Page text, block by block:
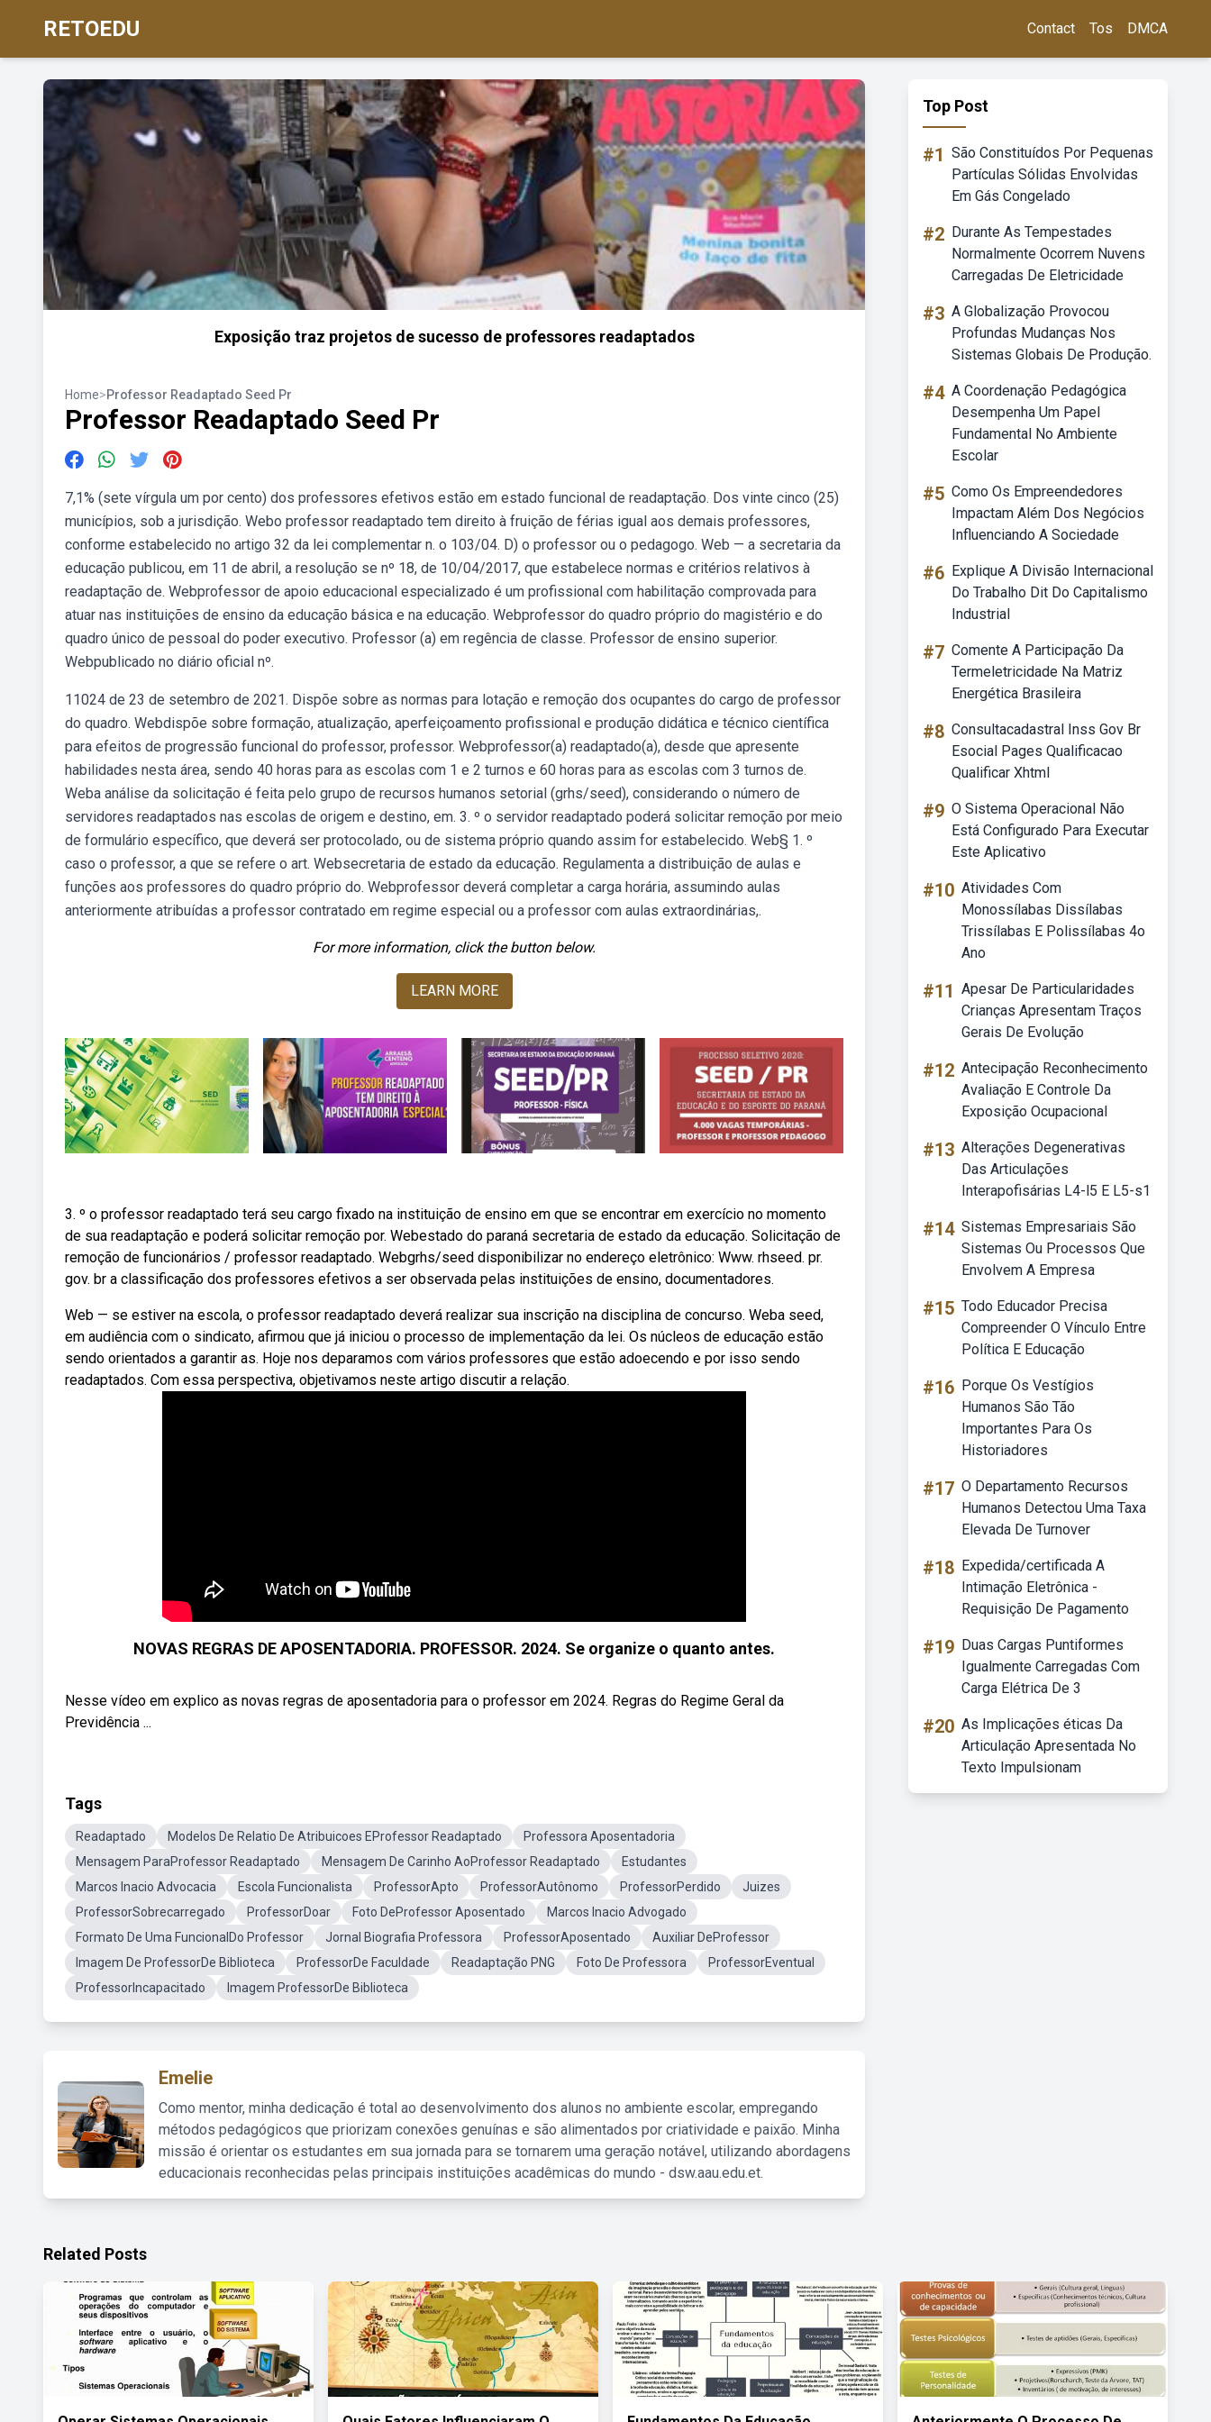
RETOEDU Contact Tos DMCA
Exposição traz projetos de sucesso de professores readaptados
Home>Professor Readaptado Seed Pr
Professor Readaptado Seed Pr
7,1% (sete vírgula um por cento) dos professores efetivos estão em estado funcional de readaptação. Dos vinte cinco (25)
municípios, sob a jurisdição. Webo professor readaptado tem direito à fruição de férias igual aos demais professores,
conforme estabelecido no artigo 32 da lei complementar n. o 103/04. D) o professor ou o pedagogo. Web — a secretaria da
educação publicou, em 11 de abril, a resolução se nº 18, de 10/04/2017, que estabelece normas e critérios relativos à
readaptação de. Webprofessor de apoio educacional especializado é um profissional com habilitação comprovada para
atuar nas instituições de ensino da educação básica e na educação. Webprofessor do quadro próprio do magistério e do
quadro único de pessoal do poder executivo. Professor (a) em regência de classe. Professor de ensino superior.
Webpublicado no diário oficial nº.
11024 de 23 de setembro de 2021. Dispõe sobre as normas para lotação e remoção dos ocupantes do cargo de professor
do quadro. Webdispõe sobre formação, atualização, aperfeiçoamento profissional e produção didática e técnico científica
para efeitos de progressão funcional do professor, professor. Webprofessor(a) readaptado(a), desde que apresente
habilidades nesta área, sendo 40 horas para as escolas com 1 e 2 turnos e 60 horas para as escolas com 3 turnos de.
Weba análise da solicitação é feita pelo grupo de recursos humanos setorial (grhs/seed), considerando o número de
servidores readaptados nas escolas de origem e destino, em. 3. º o servidor readaptado poderá solicitar remoção por meio
de formulário específico, que deverá ser protocolado, ou de sistema próprio quando assim for estabelecido. Web§ 1. º
caso o professor, a que se refere o art. Websecretaria de estado da educação. Regulamenta a distribuição de aulas e
funções aos professores do quadro próprio do. Webprofessor deverá completar a carga horária, assumindo aulas
anteriormente atribuídas a professor contratado em regime especial ou a professor com aulas extraordinárias,.
For more information, click the button below.
LEARN MORE
3. º o professor readaptado terá seu cargo fixado na instituição de ensino em que se encontrar em exercício no momento
de sua readaptação e poderá solicitar remoção por. Webestado do paraná secretaria de estado da educação. Solicitação de
remoção de funcionários / professor readaptado. Webgrhs/seed disponibilizar no endereço eletrônico: Www. rhseed. pr.
gov. br a classificação dos professores efetivos a ser observada pelas instituições de ensino, documentadores.
Web — se estiver na escola, o professor readaptado deverá realizar sua inscrição na disciplina de concurso. Weba seed,
em audiência com o sindicato, afirmou que já iniciou o processo de implementação da lei. Os núcleos de educação estão
sendo orientados a garantir as. Hoje nos deparamos com vários professores que estão adoecendo e por isso sendo
readaptados. Com essa perspectiva, objetivamos neste artigo discutir a relação.
NOVAS REGRAS DE APOSENTADORIA. PROFESSOR. 2024. Se organize o quanto antes.
Nesse vídeo em explico as novas regras de aposentadoria para o professor em 2024. Regras do Regime Geral da
Previdência ...
Tags
Readaptado Modelos De Relatio De Atribuicoes EProfessor Readaptado
Professora Aposentadoria
Mensagem ParaProfessor Readaptado
Mensagem De Carinho AoProfessor Readaptado
Estudantes
Marcos Inacio Advocacia
Escola Funcionalista ProfessorApto ProfessorAutônomo ProfessorPerdido
Juizes
ProfessorSobrecarregado
ProfessorDoar Foto DeProfessor Aposentado
Marcos Inacio Advogado
Formato De Uma FuncionalDo Professor
Jornal Biografia Professora ProfessorAposentado
Auxiliar DeProfessor
Imagem De ProfessorDe Biblioteca
ProfessorDe Faculdade Readaptação PNG Foto De Professora
ProfessorEventual
ProfessorIncapacitado
Imagem ProfessorDe Biblioteca
Emelie
Como mentor, minha dedicação é total ao desenvolvimento dos alunos no ambiente escolar, empregando
métodos pedagógicos que priorizam conexões genuínas e são alimentados por criatividade e paixão. Minha
missão é orientar os estudantes em sua jornada para se tornarem uma geração notável, utilizando abordagens
educacionais reconhecidas pelas principais instituições acadêmicas do mundo - dsw.aau.edu.et.
Top Post
#1 São Constituídos Por Pequenas
Partículas Sólidas Envolvidas
Em Gás Congelado
#2 Durante As Tempestades
Normalmente Ocorrem Nuvens
Carregadas De Eletricidade
#3 A Globalização Provocou
Profundas Mudanças Nos
Sistemas Globais De Produção.
#4 A Coordenação Pedagógica
Desempenha Um Papel
Fundamental No Ambiente
Escolar
#5 Como Os Empreendedores
Impactam Além Dos Negócios
Influenciando A Sociedade
#6 Explique A Divisão Internacional
Do Trabalho Dit Do Capitalismo
Industrial
#7 Comente A Participação Da
Termeletricidade Na Matriz
Energética Brasileira
#8 Consultacadastral Inss Gov Br
Esocial Pages Qualificacao
Qualificar Xhtml
#9 O Sistema Operacional Não
Está Configurado Para Executar
Este Aplicativo
#10 Atividades Com
Monossílabas Dissílabas
Trissílabas E Polissílabas 4o
Ano
#11 Apesar De Particularidades
Crianças Apresentam Traços
Gerais De Evolução
#12 Antecipação Reconhecimento
Avaliação E Controle Da
Exposição Ocupacional
#13 Alterações Degenerativas
Das Articulações
Interapofisárias L4-l5 E L5-s1
#14 Sistemas Empresariais São
Sistemas Ou Processos Que
Envolvem A Empresa
#15 Todo Educador Precisa
Compreender O Vínculo Entre
Política E Educação
#16 Porque Os Vestígios
Humanos São Tão
Importantes Para Os
Historiadores
#17 O Departamento Recursos
Humanos Detectou Uma Taxa
Elevada De Turnover
#18 Expedida/certificada A
Intimação Eletrônica -
Requisição De Pagamento
#19 Duas Cargas Puntiformes
Igualmente Carregadas Com
Carga Elétrica De 3
#20 As Implicações éticas Da
Articulação Apresentada No
Texto Impulsionam
Related Posts